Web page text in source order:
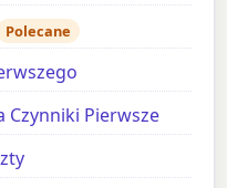
Polecane
Czynniki Pierwsze